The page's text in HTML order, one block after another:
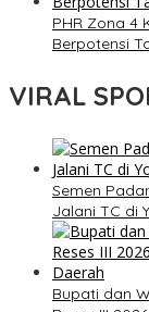
PHR Zona 4
Berpotensi
VIRAL
Semen
Jalani TC di
Bupati dan